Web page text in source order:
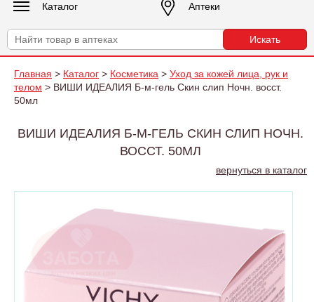
Каталог Аптеки
Главная > Каталог > Косметика > Уход за кожей лица, рук и
телом > ВИШИ ИДЕАЛИЯ Б-м-гель Скин слип Ночн. восст.
50мл
ВИШИ ИДЕАЛИЯ Б-М-ГЕЛЬ СКИН СЛИП НОЧН.
ВОССТ. 50МЛ
вернуться в каталог